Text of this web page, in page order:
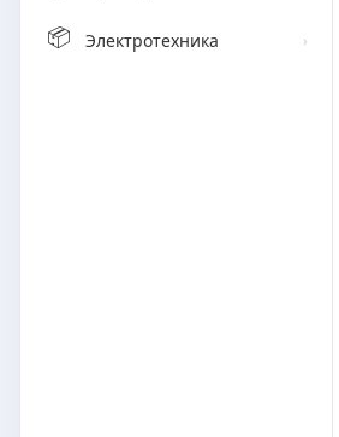
📦 Электротехника ›